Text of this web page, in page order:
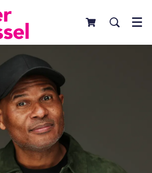
Menu